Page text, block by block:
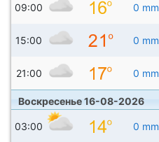
09:00 0 mm
15:00 0 mm
21:00 0 mm
Воскресенье 16-08-2026
03:00 0 mm